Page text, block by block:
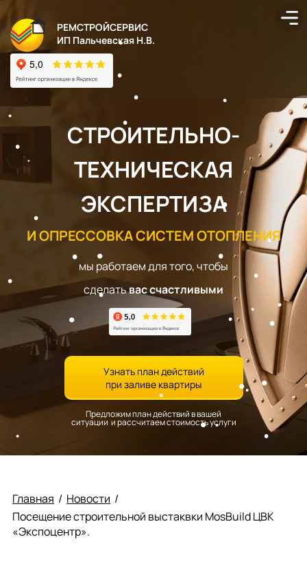
РЕМСТРОЙСЕРВИС
ИП Пальчевская Н.В.
СТРОИТЕЛЬНО-
ТЕХНИЧЕСКАЯ
ЭКСПЕРТИЗА
И ОПРЕССОВКА СИСТЕМ ОТОПЛЕНИЯ
мы работаем для того, чтобы
сделатьвас счастливыми
Узнать план действий
при заливе квартиры
Предложим план действий в вашей
ситуации и рассчитаем стоимость услуги
Главная / Новости /
Посещение строительной выстаквки MosBuild ЦВК
«Экспоцентр».